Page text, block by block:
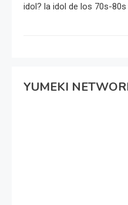
idol? la idol de los 70s-80s
YUMEKI